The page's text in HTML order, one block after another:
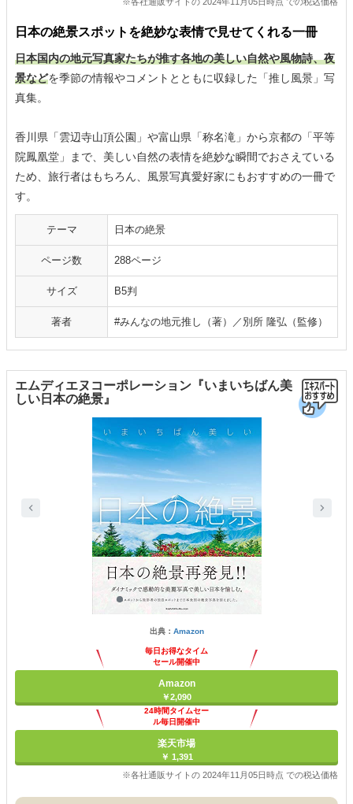
日本の絶景スポットを絶妙な表情で見せてくれる一冊
日本国内の地元写真家たちが推す各地の美しい自然や風物詩、夜
景などを季節の情報やコメントとともに収録した「推し風景」写
真集。
香川県「雲辺寺山頂公園」や富山県「称名滝」から京都の「平等
院鳳凰堂」まで、美しい自然の表情を絶妙な瞬間でおさえている
ため、旅行者はもちろん、風景写真愛好家にもおすすめの一冊で
す。
テーマ 日本の絶景
ページ数 288ページ
サイズ B5判
著者 #みんなの地元推し（著）／別所 隆弘（監修）
エムディエヌコーポレーション『いまいちばん美
しい日本の絶景』
出典： Amazon
毎日お得なタイム
セール開催中
Amazon
￥2,090
24時間タイムセー
ル毎日開催中
楽天市場
￥ 1,391
※各社通販サイトの 2024年11月05日時点 での税込価格